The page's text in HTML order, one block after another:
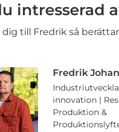
intresserad
dig till Fredrik så
Fredrik
innovation |
Produktion &